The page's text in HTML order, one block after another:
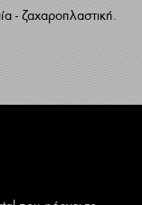
- ζαχαροπλαστική.